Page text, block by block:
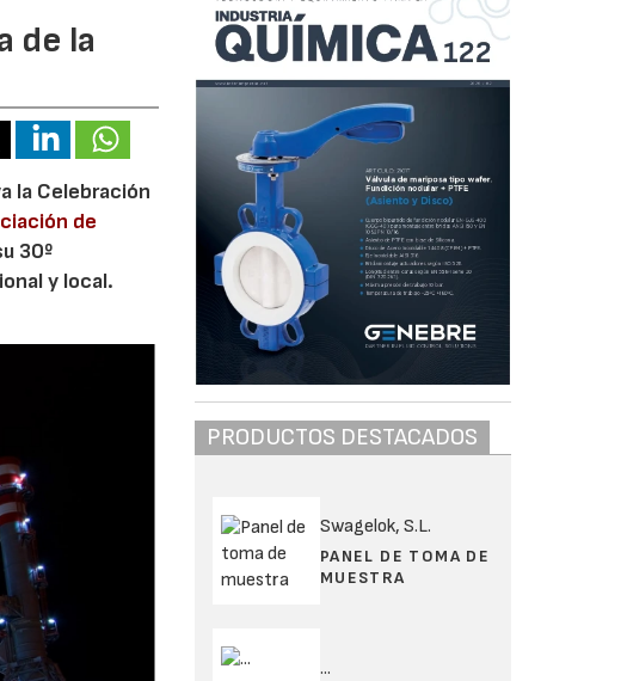
de la
la Celebración
de
30º
y local.
PRODUCTOS DESTACADOS
Swagelok, S.L.
PANEL DE TOMA DE
MUESTRA
...